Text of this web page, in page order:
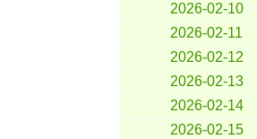
2026-02-10
2026-02-11
2026-02-12
2026-02-13
2026-02-14
2026-02-15